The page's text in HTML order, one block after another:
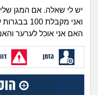
ואני
האם אני אוכל לערער
הזמן